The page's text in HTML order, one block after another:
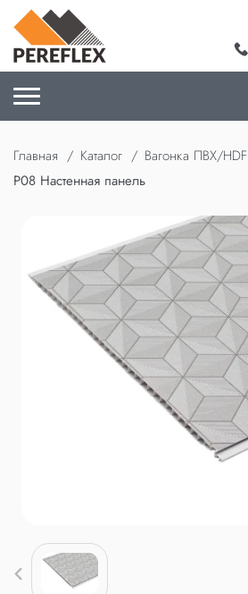
Главная Каталог
Вагонка ПВХ/HDF
P08 Настенная панель